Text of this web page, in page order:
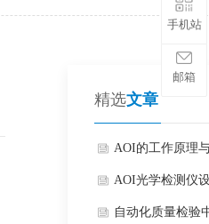
精选文章
AOI的工作原理
AOI光学检测仪
自动化质量检验
手机站
邮箱